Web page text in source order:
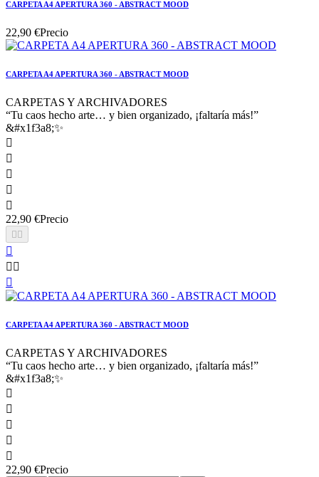
CARPETA A4 APERTURA 360 - ABSTRACT MOOD
22,90 €Precio
CARPETA A4 APERTURA 360 - ABSTRACT MOOD
CARPETAS Y ARCHIVADORES
“Tu caos hecho arte… y bien organizado, ¡faltaría más!”
&#x1f3a8;✨





22,90 €Precio


 

CARPETA A4 APERTURA 360 - ABSTRACT MOOD
CARPETAS Y ARCHIVADORES
“Tu caos hecho arte… y bien organizado, ¡faltaría más!”
&#x1f3a8;✨





22,90 €Precio